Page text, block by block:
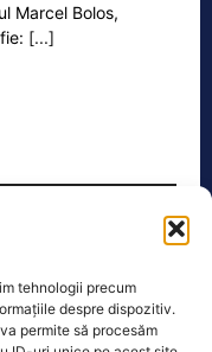
tehnologii precum
despre dispozitiv.
permite să procesăm
Marcel Bolos,
[...]
2026 dacă nu ai
pot beneficia
în sistemul public
pentru